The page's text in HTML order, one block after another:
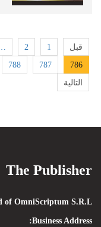
قبل 1
2
786
787
788
التالية
The Publisher
of OmniScriptum S.R.L.
Business Address: